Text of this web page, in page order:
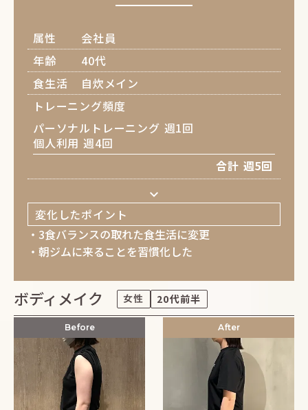
属性
会社員
年齢
40代
食生活
自炊メイン
トレーニング頻度
パーソナルトレーニング 週1回
個人利用 週4回
合計 週5回
keyboard_arrow_down
変化したポイント
・3食バランスの取れた食生活に変更
・朝ジムに来ることを習慣化した
ボディメイク 女性 20代前半
Before After